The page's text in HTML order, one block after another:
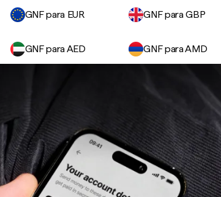
GNF para EUR GNF para GBP
GNF para AED GNF para AMD